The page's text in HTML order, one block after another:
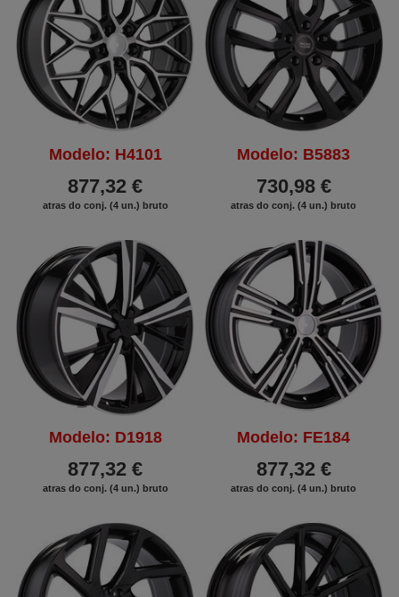
Modelo: H4101
877,32 €
atras do conj. (4 un.) bruto
Modelo: B5883
730,98 €
atras do conj. (4 un.) bruto
Modelo: D1918
877,32 €
atras do conj. (4 un.) bruto
Modelo: FE184
877,32 €
atras do conj. (4 un.) bruto